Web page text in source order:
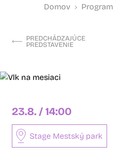
Domov Program
PREDCHÁDZAJÚCE
PREDSTAVENIE
23.8. / 14:00
Stage Mestský park